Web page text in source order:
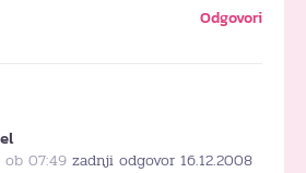
Odgovori
ob 07:49 zadnji odgovor 16.12.2008